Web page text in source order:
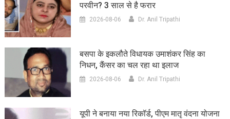
परवीन? 3 साल से है फरार
2026-08-06 Dr. Anil Tripathi
बसपा के इकलौते विधायक उमाशंकर सिंह का
निधन, कैंसर का चल रहा था इलाज
2026-08-06 Dr. Anil Tripathi
यूपी ने बनाया नया रिकॉर्ड, पीएम मातृ वंदना योजना